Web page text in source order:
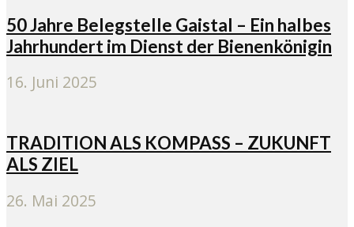
50 Jahre Belegstelle Gaistal – Ein halbes
Jahrhundert im Dienst der Bienenkönigin
16. Juni 2025
TRADITION ALS KOMPASS – ZUKUNFT
ALS ZIEL
26. Mai 2025